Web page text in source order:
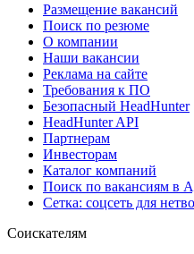
Размещение вакансий
Поиск по резюме
О компании
Наши вакансии
Реклама на сайте
Требования к ПО
Безопасный HeadHunter
HeadHunter API
Партнерам
Инвесторам
Каталог компаний
Поиск по вакансиям в
Сетка: соцсеть для
Соискателям